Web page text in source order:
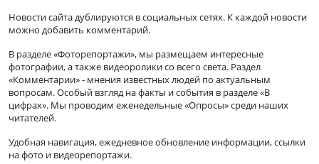
Новости сайта дублируются в социальных сетях. К каждой новости
можно добавить комментарий.
В разделе «Фоторепортажи», мы размещаем интересные
фотографии, а также видеоролики со всего света. Раздел
«Комментарии» - мнения известных людей по актуальным
вопросам. Особый взгляд на факты и события в разделе «В
цифрах». Мы проводим еженедельные «Опросы» среди наших
читателей.
Удобная навигация, ежедневное обновление информации, ссылки
на фото и видеорепортажи.